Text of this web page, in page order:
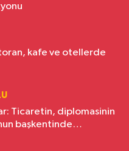
kafe ve otellerde
Ticaretin, diplomasinin
başkentinde